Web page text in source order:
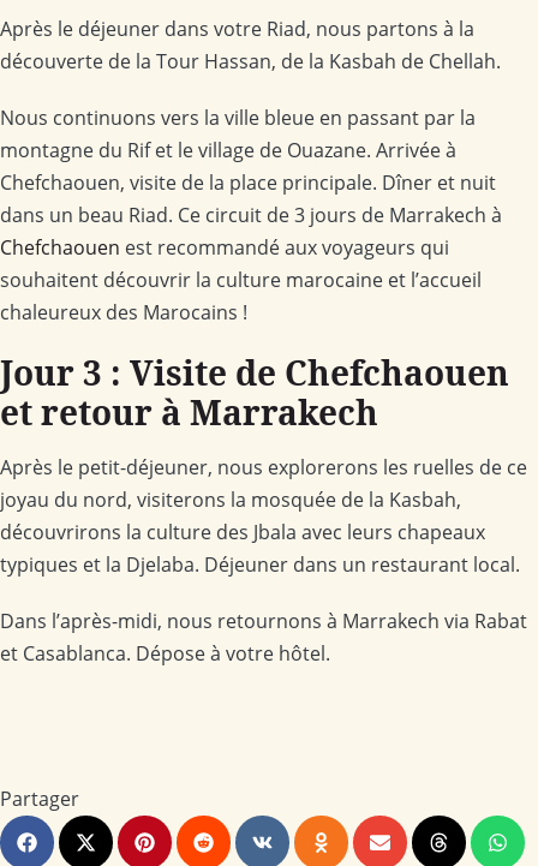
Après le déjeuner dans votre Riad, nous partons à la
découverte de la Tour Hassan, de la Kasbah de Chellah.
Nous continuons vers la ville bleue en passant par la
montagne du Rif et le village de Ouazane. Arrivée à
Chefchaouen, visite de la place principale. Dîner et nuit
dans un beau Riad. Ce circuit de 3 jours de Marrakech à
Chefchaouen est recommandé aux voyageurs qui
souhaitent découvrir la culture marocaine et l’accueil
chaleureux des Marocains !
Jour 3 : Visite de Chefchaouen
et retour à Marrakech
Après le petit-déjeuner, nous explorerons les ruelles de ce
joyau du nord, visiterons la mosquée de la Kasbah,
découvrirons la culture des Jbala avec leurs chapeaux
typiques et la Djelaba. Déjeuner dans un restaurant local.
Dans l’après-midi, nous retournons à Marrakech via Rabat
et Casablanca. Dépose à votre hôtel.
Partager